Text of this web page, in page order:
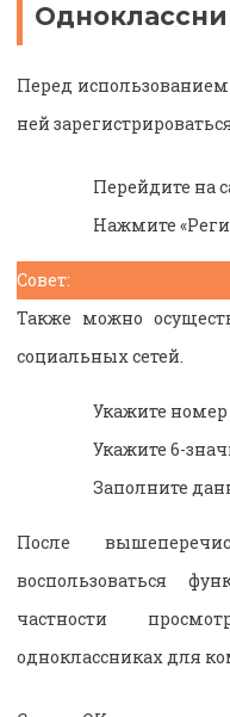
Перед
ней
Перейдите на
Нажмите
Совет:
Также можно
социальных сетей.
Укажите номер
Укажите 6-
Заполните
После
воспользоваться
частности
одноклассниках для